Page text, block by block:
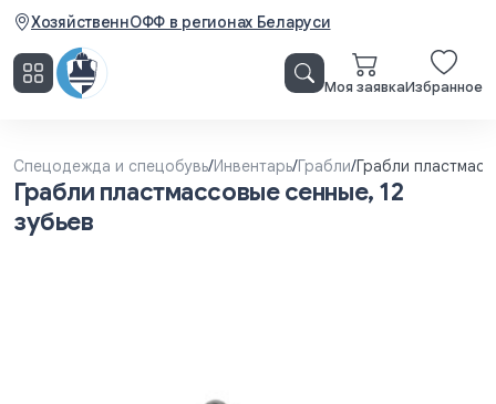
ХозяйственнОФФ в регионах Беларуси
Моя заявкаИзбранное
Грабли пластмассовые сенные, 12
зубьев
Спецодежда и спецобувь/Инвентарь/Грабли/Грабли